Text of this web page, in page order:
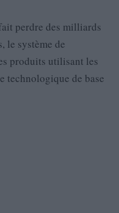
perdre des milliards
le système de
produits utilisant les
technologique de base